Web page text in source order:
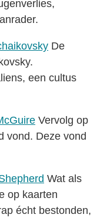
De
een cultus
Vervolg op
vond. Deze vond
Wat als
op kaarten
écht bestonden,